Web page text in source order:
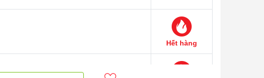
Hết hàng